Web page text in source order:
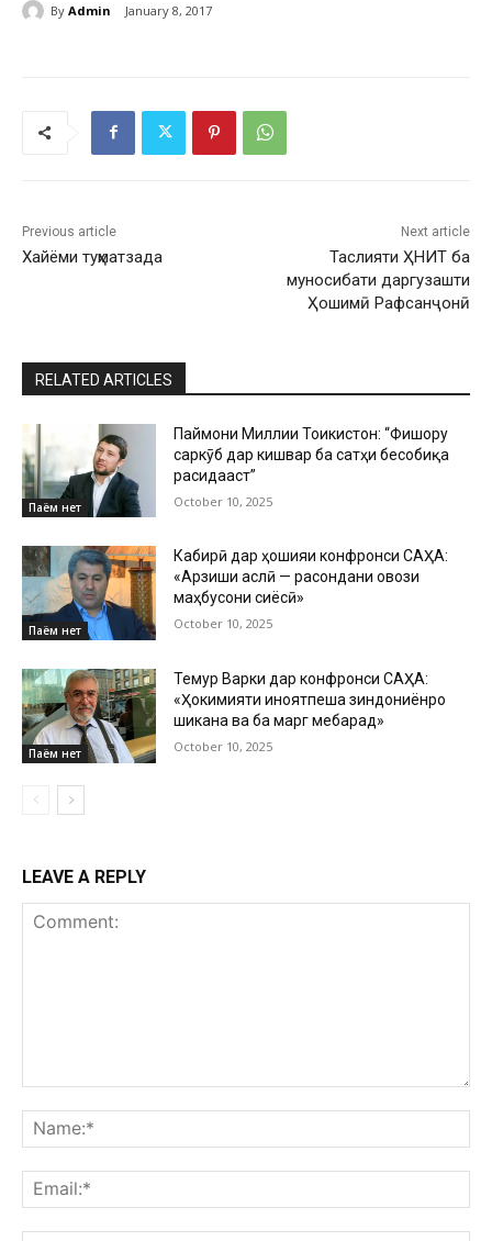
By Admin January 8, 2017
Previous article
Хайёми туҳматзада
Next article
Таслияти ҲНИТ ба
муносибати даргузашти
Ҳошимӣ Рафсанҷонӣ
RELATED ARTICLES
Паём нет
Паймони Миллии Тоҷикистон: “Фишору
саркӯб дар кишвар ба сатҳи бесобиқа
расидааст”
October 10, 2025
Паём нет
Кабирӣ дар ҳошияи конфронси САҲА:
«Арзиши аслӣ — расондани овози
маҳбусони сиёсӣ»
October 10, 2025
Паём нет
Темур Варки дар конфронси САҲА:
«Ҳокимияти ҷиноятпеша зиндониёнро
шиканҷа ва ба марг мебарад»
October 10, 2025
LEAVE A REPLY